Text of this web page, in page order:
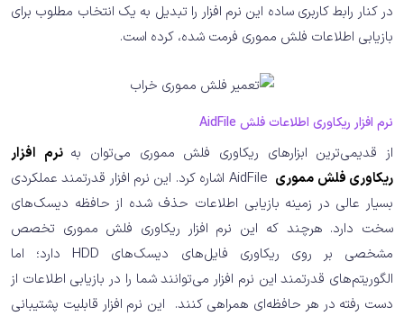
در کنار رابط کاربری ساده این نرم افزار را تبدیل به یک انتخاب مطلوب برای
بازیابی اطلاعات فلش مموری فرمت شده، کرده است.
نرم افزار ریکاوری اطلاعات فلش AidFile
از قدیمی‌ترین ابزار‌های ریکاوری فلش مموری می‌توان به نرم افزار
ریکاوری فلش مموری
AidFile اشاره کرد. این نرم افزار قدرتمند عملکردی
بسیار عالی در زمینه بازیابی اطلاعات حذف شده از حافظه دیسک‌های
سخت دارد. هرچند که این نرم افزار ریکاوری فلش مموری تخصص
مشخصی بر روی ریکاوری فایل‌های دیسک‌های HDD دارد؛ اما
الگوریتم‌های قدرتمند این نرم افزار می‌توانند شما را در بازیابی اطلاعات از
دست رفته در هر حافظه‌ای همراهی کنند. این نرم افزار قابلیت پشتیبانی